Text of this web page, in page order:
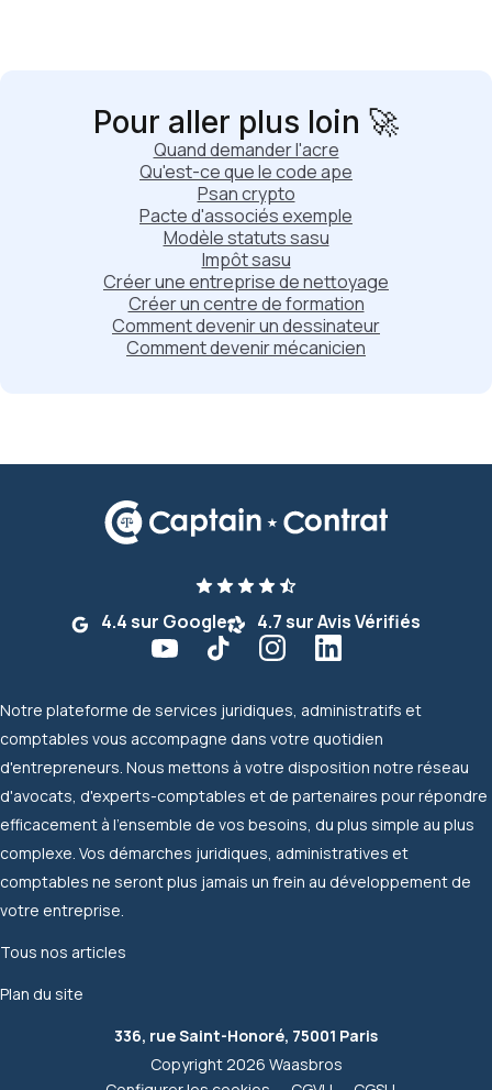
Pour aller plus loin 🚀
Quand demander l'acre
Qu'est-ce que le code ape
Psan crypto
Pacte d'associés exemple
Modèle statuts sasu
Impôt sasu
Créer une entreprise de nettoyage
Créer un centre de formation
Comment devenir un dessinateur
Comment devenir mécanicien
4.4 sur Google 4.7 sur Avis Vérifiés
Notre plateforme de services juridiques, administratifs et
comptables vous accompagne dans votre quotidien
d'entrepreneurs. Nous mettons à votre disposition notre réseau
d'avocats, d'experts-comptables et de partenaires pour répondre
efficacement à l'ensemble de vos besoins, du plus simple au plus
complexe. Vos démarches juridiques, administratives et
comptables ne seront plus jamais un frein au développement de
votre entreprise.
Tous nos articles
Plan du site
336, rue Saint-Honoré, 75001 Paris
Copyright 2026 Waasbros